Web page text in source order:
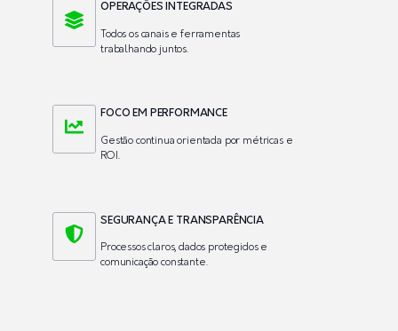
OPERAÇÕES INTEGRADAS
Todos os canais e ferramentas
trabalhando juntos.
FOCO EM PERFORMANCE
Gestão continua orientada por métricas e
ROI.
SEGURANÇA E TRANSPARÊNCIA
Processos claros, dados protegidos e
comunicação constante.